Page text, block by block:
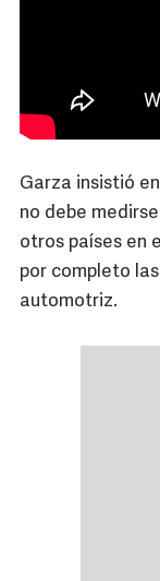
Garza insistió
no debe
otros países en
por completo
automotriz.